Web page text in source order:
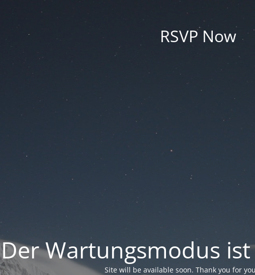
RSVP Now
Der Wartungsmodus
Site will be available soon. Thank you for